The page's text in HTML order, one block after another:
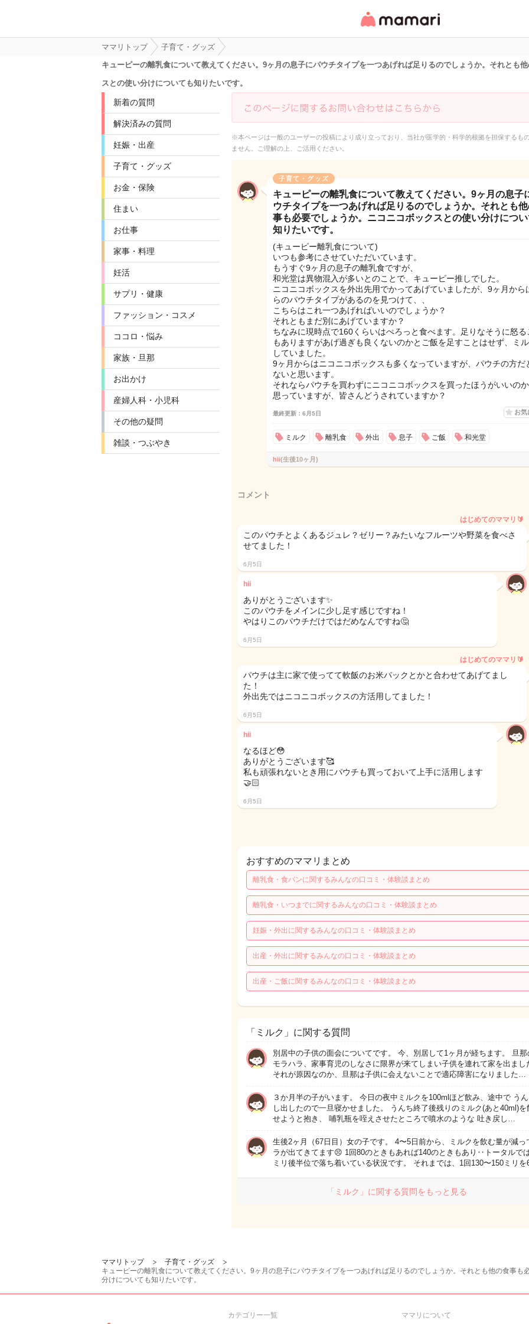
リ・情報サイト
ママリトップ
子育て・グッズ
キューピーの離乳食について教えてください。9ヶ月の息子にパウチタイプを一つあげれば足りるのでしょうか。それとも
スとの使い分けについても知りたいです。
新着の質問
解決済みの質問
妊娠・出産
子育て・グッズ
お金・保険
住まい
お仕事
家事・料理
妊活
サプリ・健康
ファッション・コスメ
ココロ・悩み
家族・旦那
お出かけ
産婦人科・小児科
その他の疑問
雑談・つぶやき
※本ページは一般のユーザーの投稿により成り立っており、当社が医学的・科学的根拠を担保するも
ません。ご理解の上、ご活用ください。
子育て・グッズ
キューピーの離乳食について教えてください。9ヶ月の息子
ウチタイプを一つあげれば足りるのでしょうか。それとも
事も必要でしょうか。ニコニコボックスとの使い分けにつ
知りたいです。
(キューピー離乳食について)
いつも参考にさせていただいています。
もうすぐ9ヶ月の息子の離乳食ですが、
和光堂は異物混入が多いとのことで、キューピー推しでした。
ニコニコボックスを外出先用でかってあげていましたが、9ヶ月から
らのパウチタイプがあるのを見つけて、、
こちらはこれ一つあげればいいのでしょうか？
それともまだ別にあげていますか？
ちなみに現時点で160くらいはぺろっと食べます。足りなそうに怒る
もありますがあげ過ぎも良くないのかとご飯を足すことはせず、ミ
していました。
9ヶ月からはニコニコボックスも多くなっていますが、パウチの方だ
ないと思います。
それならパウチを買わずにニコニコボックスを買ったほうがいいの
思っていますが、皆さんどうされていますか？
最終更新：6月5日 お気
ミルク 離乳食 外出 息子 ご飯 和光堂
hii(生後10ヶ月)
コメント
はじめてのママリ🔰
このパウチとよくあるジュレ？ゼリー？みたいなフルーツや野菜を食べさ
せてました！
6月5日
hii
ありがとうございます✨
このパウチをメインに少し足す感じですね！
やはりこのパウチだけではだめなんですね🤔
6月5日
はじめてのママリ🔰
パウチは主に家で使ってて軟飯のお米パックとかと合わせてあげてまし
た！
外出先ではニコニコボックスの方活用してました！
6月5日
hii
なるほど😳
ありがとうございます🥰
私も頑張れないとき用にパウチも買っておいて上手に活用します
🤝🏻
6月5日
おすすめのママリまとめ
離乳食・食パンに関するみんなの口コミ・体験談まとめ
離乳食・いつまでに関するみんなの口コミ・体験談まとめ
妊娠・外出に関するみんなの口コミ・体験談まとめ
出産・外出に関するみんなの口コミ・体験談まとめ
出産・ご飯に関するみんなの口コミ・体験談まとめ
「ミルク」に関する質問
別居中の子供の面会についてです。 今、別居して1ヶ月が経ちます。 旦那
モラハラ、家事育児のしなさに限界が来てしまい子供を連れて家を出まし
それが原因なのか、旦那は子供に会えないことで適応障害になりました…
３か月半の子がいます。 今日の夜中ミルクを100mlほど飲み、途中で う
し出したので一旦寝かせました。 うんち終了後残りのミルク(あと40ml)を
せようと抱き、 哺乳瓶を咥えさせたところで噴水のような 吐き戻し…
生後2ヶ月（67日目）女の子です。 4〜5日前から、ミルクを飲む量が減っ
ラが出てきてます😣 1回80のときもあれば140のときもあり‥トータルで
ミリ後半位で落ち着いている状況です。 それまでは、1回130〜150ミリ
「ミルク」に関する質問をもっと見る
ママリトップ
子育て・グッズ
キューピーの離乳食について教えてください。9ヶ月の息子にパウチタイプを一つあげれば足りるのでしょうか。それとも他の食事も
分けについても知りたいです。
カテゴリー一覧 ママリについて